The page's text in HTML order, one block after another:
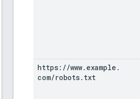
https: //www. example .
com/robots. txt